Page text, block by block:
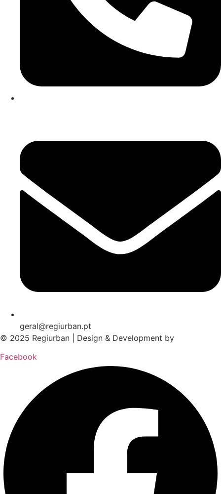
geral@regiurban.pt
© 2025 Regiurban | Design & Development by
Facebook